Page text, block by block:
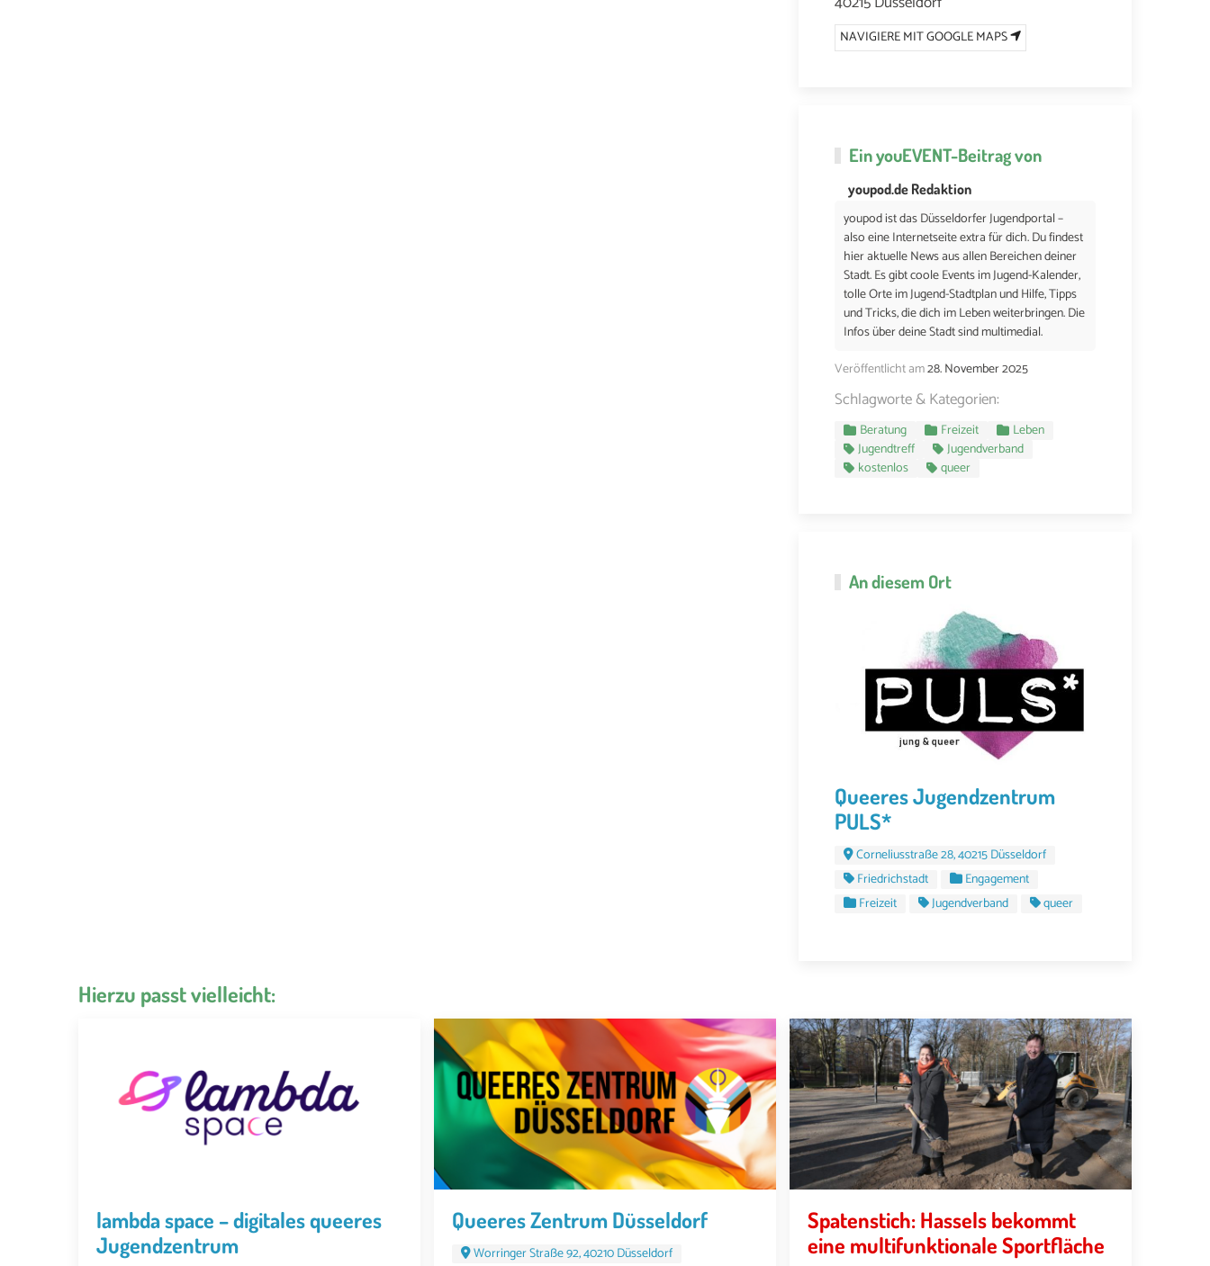
NAVIGIERE MIT GOOGLE MAPS
EinyouEVENT-Beitrag von
youpod.de Redaktion
youpod ist das Düsseldorfer Jugendportal –
also eine Internetseite extra für dich. Du findest
hier aktuelle News aus allen Bereichen deiner
Stadt. Es gibt coole Events im Jugend-Kalender,
tolle Orte im Jugend-Stadtplan und Hilfe, Tipps
und Tricks, die dich im Leben weiterbringen. Die
Infos über deine Stadt sind multimedial.
Veröffentlicht am28. November 2025
Schlagworte & Kategorien:
Beratung Freizeit
Leben
Jugendtreff
Jugendverband
kostenlos
queer
An diesem Ort
Queeres Jugendzentrum
PULS*
Corneliusstraße 28, 40215 Düsseldorf
Friedrichstadt
Engagement
Freizeit
Jugendverband queer
Hierzu passt vielleicht:
lambda space – digitales queeres
Jugendzentrum
Queeres Zentrum Düsseldorf
Worringer Straße 92, 40210 Düsseldorf
Spatenstich: Hassels bekommt
eine multifunktionale Sportfläche